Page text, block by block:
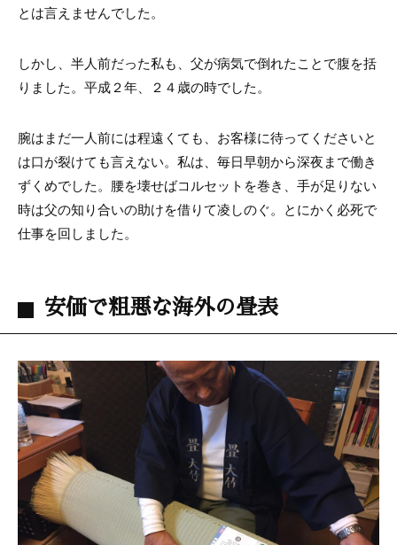
とは言えませんでした。
しかし、半人前だった私も、父が病気で倒れたことで腹を括
りました。平成２年、２４歳の時でした。
腕はまだ一人前には程遠くても、お客様に待ってくださいと
は口が裂けても言えない。私は、毎日早朝から深夜まで働き
ずくめでした。腰を壊せばコルセットを巻き、手が足りない
時は父の知り合いの助けを借りて凌しのぐ。とにかく必死で
仕事を回しました。
安価で粗悪な海外の畳表